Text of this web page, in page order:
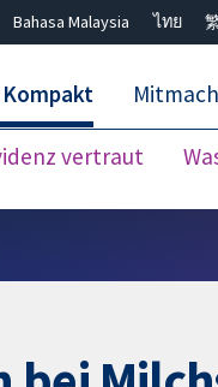
Bahasa Malaysia ไทย
vertraut